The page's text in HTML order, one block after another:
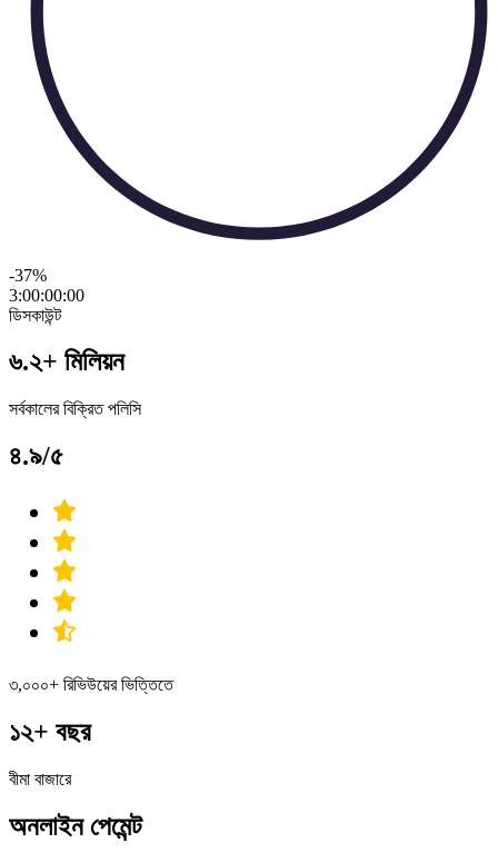
-37%
3:00:00:00
ডিসকাউন্ট
৬.২+ মিলিয়ন
সর্বকালের বিক্রিত পলিসি
৪.৯/৫
৩,০০০+ রিভিউয়ের ভিত্তিতে
১২+ বছর
বীমা বাজারে
অনলাইন পেমেন্ট